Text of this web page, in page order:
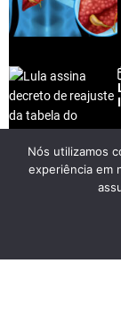
Nós utilizamos
experiência em